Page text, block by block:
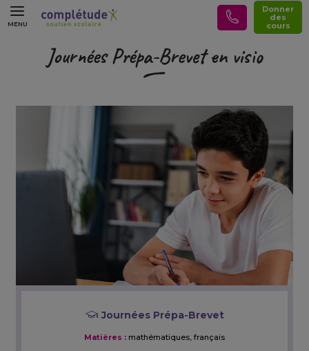
MENU
Donner
des
cours
Journées Prépa-Brevet en visio
Journées Prépa-Brevet
Matières : mathématiques, français